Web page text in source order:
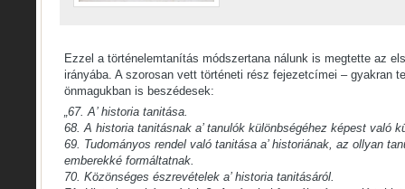
Ezzel a történelemtanítás módszertana nálunk is megtette az
irányába. A szorosan vett történeti rész fejezetcímei – gyakran
önmagukban is beszédesek:
„67. A’ historia tanitása.
68. A historia tanitásnak a’ tanulók különbségéhez képest való
69. Tudományos rendel való tanitása a’ historiának, az ollyan
emberekké formáltatnak.
70. Közönséges észrevételek a’ historia tanitásáról.